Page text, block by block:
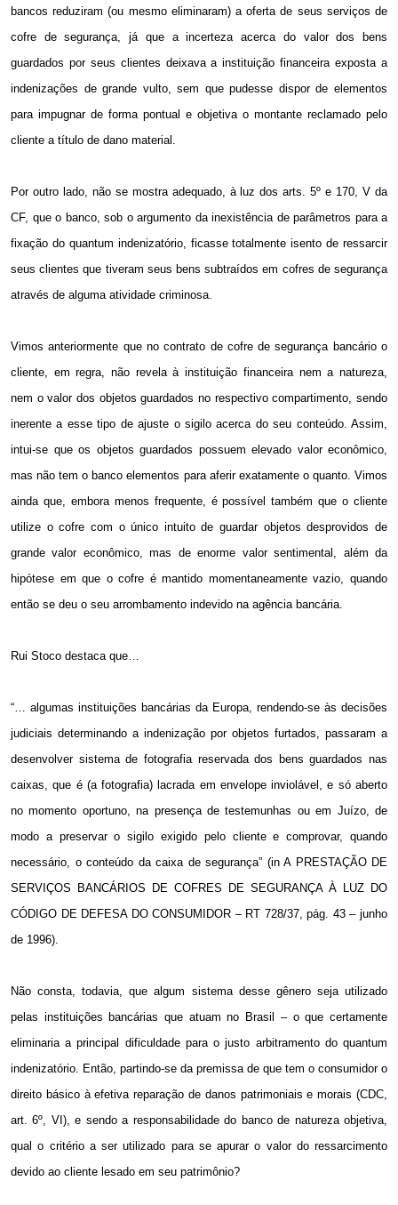
bancos reduziram (ou mesmo eliminaram) a oferta de seus serviços de
cofre de segurança, já que a incerteza acerca do valor dos bens
guardados por seus clientes deixava a instituição financeira exposta a
indenizações de grande vulto, sem que pudesse dispor de elementos
para impugnar de forma pontual e objetiva o montante reclamado pelo
cliente a título de dano material.
Por outro lado, não se mostra adequado, à luz dos arts. 5º e 170, V da
CF, que o banco, sob o argumento da inexistência de parâmetros para a
fixação do quantum indenizatório, ficasse totalmente isento de ressarcir
seus clientes que tiveram seus bens subtraídos em cofres de segurança
através de alguma atividade criminosa.
Vimos anteriormente que no contrato de cofre de segurança bancário o
cliente, em regra, não revela à instituição financeira nem a natureza,
nem o valor dos objetos guardados no respectivo compartimento, sendo
inerente a esse tipo de ajuste o sigilo acerca do seu conteúdo. Assim,
intui-se que os objetos guardados possuem elevado valor econômico,
mas não tem o banco elementos para aferir exatamente o quanto. Vimos
ainda que, embora menos frequente, é possível também que o cliente
utilize o cofre com o único intuito de guardar objetos desprovidos de
grande valor econômico, mas de enorme valor sentimental, além da
hipótese em que o cofre é mantido momentaneamente vazio, quando
então se deu o seu arrombamento indevido na agência bancária.
Rui Stoco destaca que…
“… algumas instituições bancárias da Europa, rendendo-se às decisões
judiciais determinando a indenização por objetos furtados, passaram a
desenvolver sistema de fotografia reservada dos bens guardados nas
caixas, que é (a fotografia) lacrada em envelope inviolável, e só aberto
no momento oportuno, na presença de testemunhas ou em Juízo, de
modo a preservar o sigilo exigido pelo cliente e comprovar, quando
necessário, o conteúdo da caixa de segurança” (in A PRESTAÇÃO DE
SERVIÇOS BANCÁRIOS DE COFRES DE SEGURANÇA À LUZ DO
CÓDIGO DE DEFESA DO CONSUMIDOR – RT 728/37, pág. 43 – junho
de 1996).
Não consta, todavia, que algum sistema desse gênero seja utilizado
pelas instituições bancárias que atuam no Brasil – o que certamente
eliminaria a principal dificuldade para o justo arbitramento do quantum
indenizatório. Então, partindo-se da premissa de que tem o consumidor o
direito básico à efetiva reparação de danos patrimoniais e morais (CDC,
art. 6º, VI), e sendo a responsabilidade do banco de natureza objetiva,
qual o critério a ser utilizado para se apurar o valor do ressarcimento
devido ao cliente lesado em seu patrimônio?